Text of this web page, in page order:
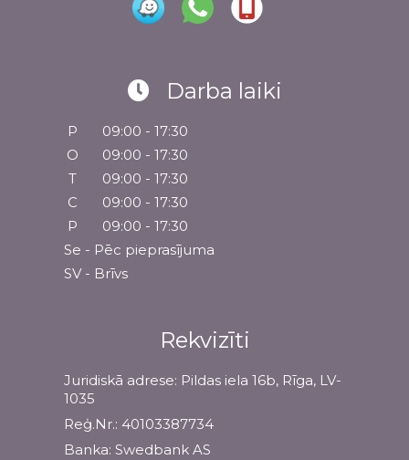
Darba laiki
P
09:00 - 17:30
O
09:00 - 17:30
T
09:00 - 17:30
C
09:00 - 17:30
P
09:00 - 17:30
Se - Pēc pieprasījuma
SV - Brīvs
Rekvizīti
Juridiskā adrese: Pildas iela 16b, Rīga, LV-
1035
Reģ.Nr.: 40103387734
Banka: Swedbank AS